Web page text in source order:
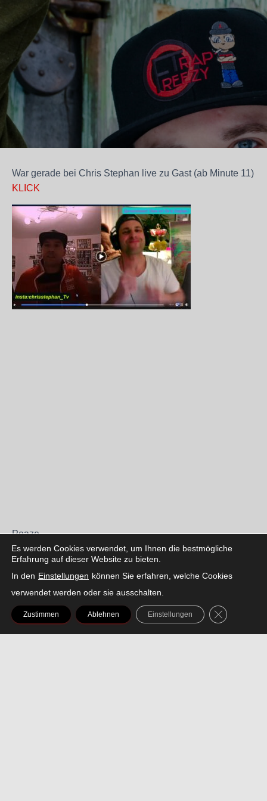
War gerade bei Chris Stephan live zu Gast (ab Minute 11)
KLICK
Peaze
FACEBOOK INSTAGRAMLINKEDIN SNAPCHAT THREADS TIKTOK
Es werden Cookies verwendet, um Ihnen die bestmögliche
Erfahrung auf dieser Website zu bieten.
In den Einstellungen können Sie erfahren, welche Cookies
verwendet werden oder sie ausschalten.
Zustimmen Ablehnen Einstellungen GDPR